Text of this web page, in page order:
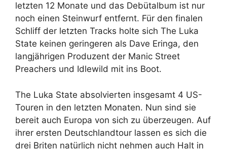
letzten 12 Monate und das Debütalbum ist nur
noch einen Steinwurf entfernt. Für den finalen
Schliff der letzten Tracks holte sich The Luka
State keinen geringeren als Dave Eringa, den
langjährigen Produzent der Manic Street
Preachers und Idlewild mit ins Boot.
The Luka State absolvierten insgesamt 4 US-
Touren in den letzten Monaten. Nun sind sie
bereit auch Europa von sich zu überzeugen. Auf
ihrer ersten Deutschlandtour lassen es sich die
drei Briten natürlich nicht nehmen auch Halt in